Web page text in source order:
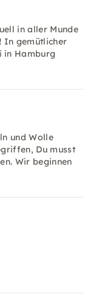
in aller Munde
In gemütlicher
in Hamburg
und Wolle
Du musst
Wir beginnen